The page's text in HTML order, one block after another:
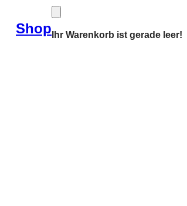
Shop Ihr Warenkorb ist gerade leer!